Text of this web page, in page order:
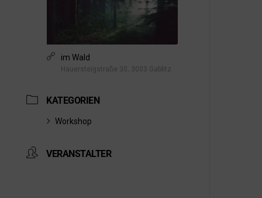
im Wald
Hauersteigstraße 30, 3003 Gablitz
KATEGORIEN
Workshop
VERANSTALTER